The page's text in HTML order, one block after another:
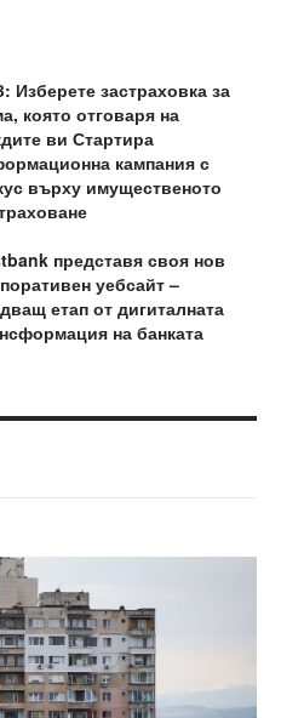
Изберете застраховка за
която отговаря на
ви Стартира
кампания с
върху имущественото
представя своя нов
уебсайт –
етап от дигиталната
на банката